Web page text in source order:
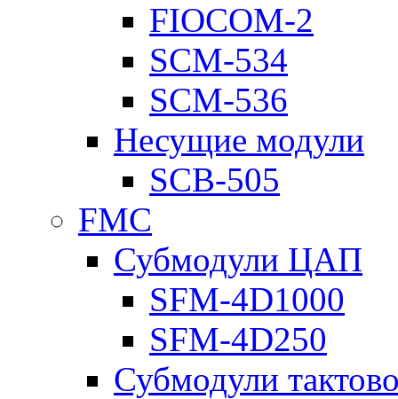
FIOCOM-2
SCM-534
SCM-536
Несущие модули
SCB-505
FMC
Субмодули ЦАП
SFM-4D1000
SFM-4D250
Субмодули